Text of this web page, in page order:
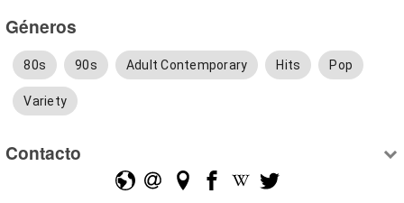
Géneros
80s 90s Adult Contemporary Hits Pop
Variety
Contacto